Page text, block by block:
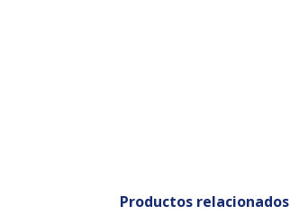
Productos relacionados